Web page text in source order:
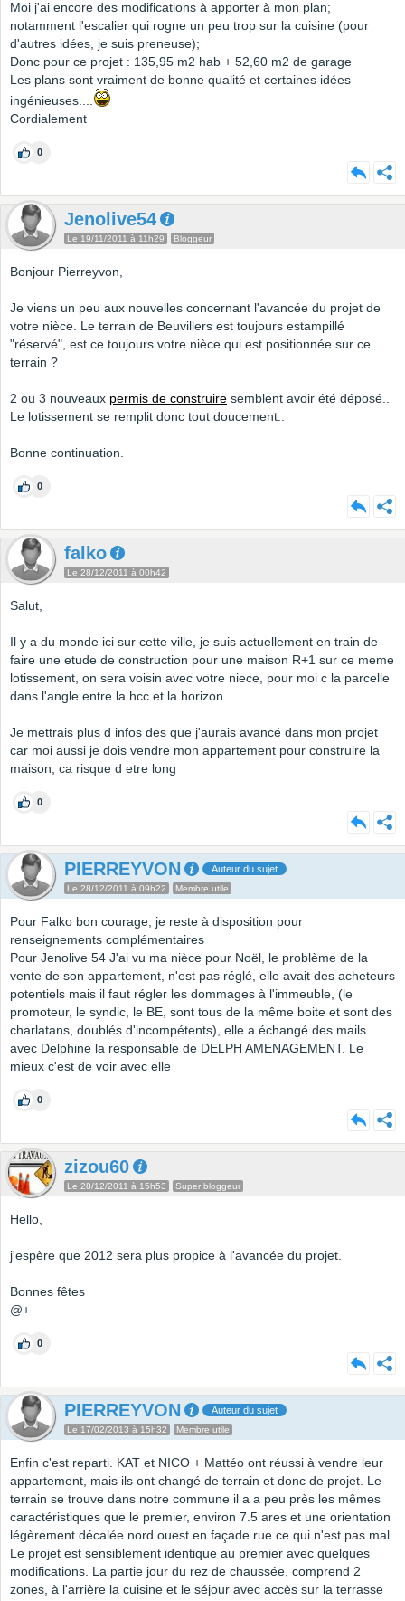
Moi j'ai encore des modifications à apporter à mon plan;
notamment l'escalier qui rogne un peu trop sur la cuisine (pour
d'autres idées, je suis preneuse);
Donc pour ce projet : 135,95 m2 hab + 52,60 m2 de garage
Les plans sont vraiment de bonne qualité et certaines idées
ingénieuses....
Cordialement
0
Jenolive54
Le 19/11/2011 à 11h29 Bloggeur
Bonjour Pierreyvon,
Je viens un peu aux nouvelles concernant l'avancée du projet de
votre nièce. Le terrain de Beuvillers est toujours estampillé
"réservé", est ce toujours votre nièce qui est positionnée sur ce
terrain ?
2 ou 3 nouveaux permis de construire semblent avoir été déposé..
Le lotissement se remplit donc tout doucement..
Bonne continuation.
0
falko
Le 28/12/2011 à 00h42
Salut,
Il y a du monde ici sur cette ville, je suis actuellement en train de
faire une etude de construction pour une maison R+1 sur ce meme
lotissement, on sera voisin avec votre niece, pour moi c la parcelle
dans l'angle entre la hcc et la horizon.
Je mettrais plus d infos des que j'aurais avancé dans mon projet
car moi aussi je dois vendre mon appartement pour construire la
maison, ca risque d etre long
0
PIERREYVON Auteur du sujet
Le 28/12/2011 à 09h22 Membre utile
Pour Falko bon courage, je reste à disposition pour
renseignements complémentaires
Pour Jenolive 54 J'ai vu ma nièce pour Noël, le problème de la
vente de son appartement, n'est pas réglé, elle avait des acheteurs
potentiels mais il faut régler les dommages à l'immeuble, (le
promoteur, le syndic, le BE, sont tous de la même boite et sont des
charlatans, doublés d'incompétents), elle a échangé des mails
avec Delphine la responsable de DELPH AMENAGEMENT. Le
mieux c'est de voir avec elle
0
zizou60
Le 28/12/2011 à 15h53 Super bloggeur
Hello,
j'espère que 2012 sera plus propice à l'avancée du projet.
Bonnes fêtes
@+
0
PIERREYVON Auteur du sujet
Le 17/02/2013 à 15h32 Membre utile
Enfin c'est reparti. KAT et NICO + Mattéo ont réussi à vendre leur
appartement, mais ils ont changé de terrain et donc de projet. Le
terrain se trouve dans notre commune il a a peu près les mêmes
caractéristiques que le premier, environ 7.5 ares et une orientation
légèrement décalée nord ouest en façade rue ce qui n'est pas mal.
Le projet est sensiblement identique au premier avec quelques
modifications. La partie jour du rez de chaussée, comprend 2
zones, à l'arrière la cuisine et le séjour avec accès sur la terrasse